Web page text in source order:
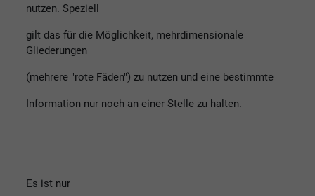
nutzen. Speziell
gilt das für die Möglichkeit, mehrdimensionale
Gliederungen
(mehrere "rote Fäden") zu nutzen und eine bestimmte
Information nur noch an einer Stelle zu halten.
Es ist nur